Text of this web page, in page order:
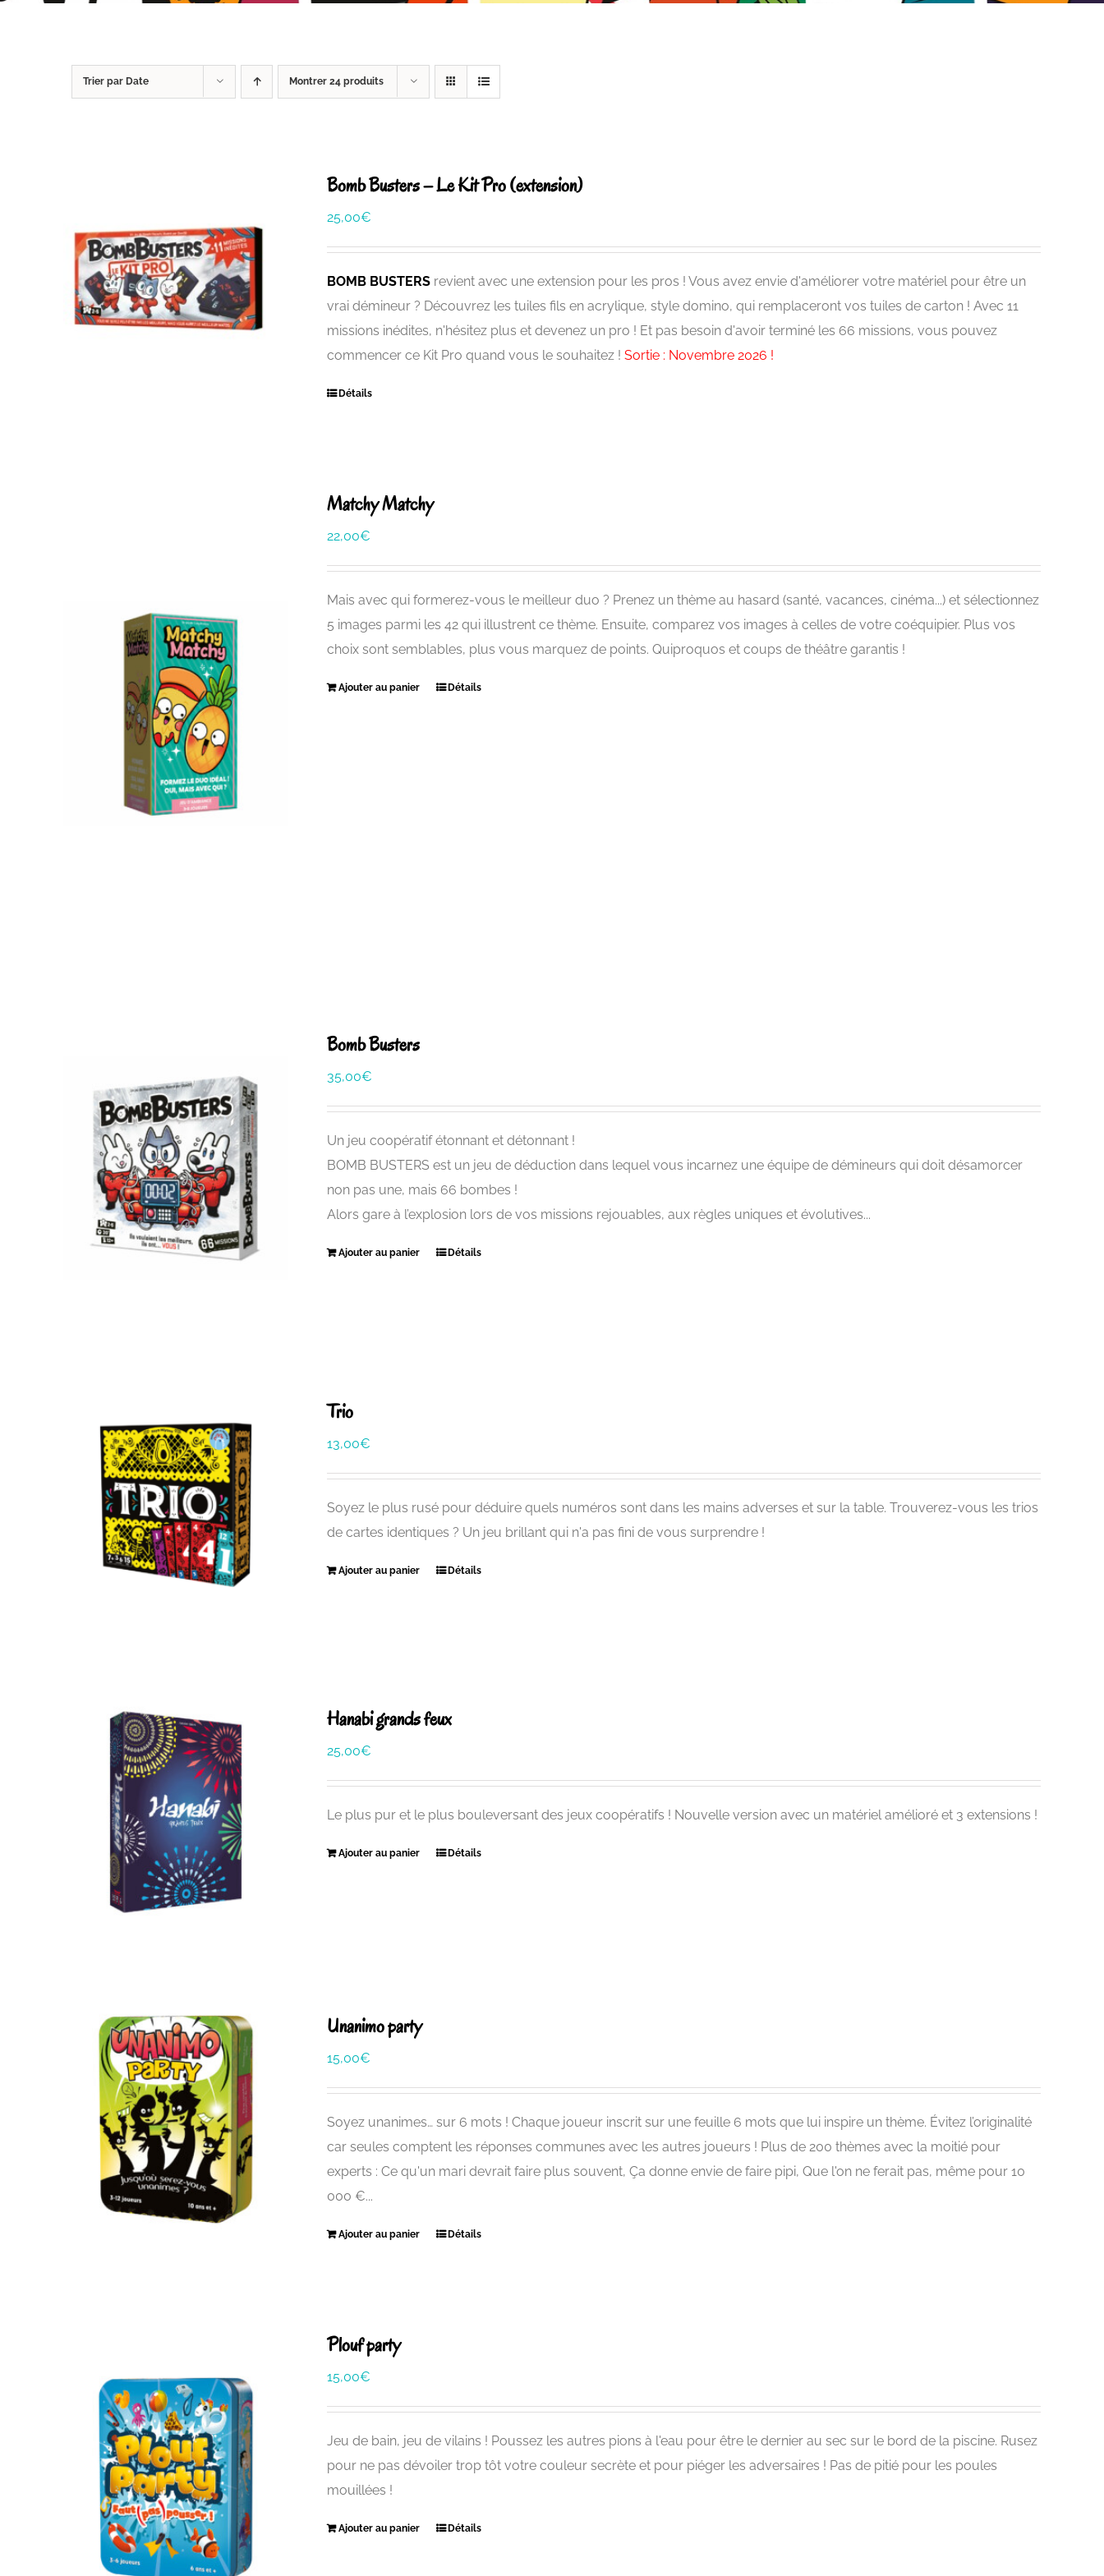
Trier par Date Montrer 24 produits
Bomb Busters – Le Kit Pro (extension)
25,00€
BOMB BUSTERS revient avec une extension pour les pros ! Vous avez envie d'améliorer votre matériel pour être un
vrai démineur ? Découvrez les tuiles fils en acrylique, style domino, qui remplaceront vos tuiles de carton ! Avec 11
missions inédites, n'hésitez plus et devenez un pro ! Et pas besoin d'avoir terminé les 66 missions, vous pouvez
commencer ce Kit Pro quand vous le souhaitez !Sortie : Novembre 2026 !
Détails
Matchy Matchy
22,00€
Mais avec qui formerez-vous le meilleur duo ? Prenez un thème au hasard (santé, vacances, cinéma...) et sélectionnez
5 images parmi les 42 qui illustrent ce thème. Ensuite, comparez vos images à celles de votre coéquipier. Plus vos
choix sont semblables, plus vous marquez de points. Quiproquos et coups de théâtre garantis !
Ajouter au panier Détails
Bomb Busters
35,00€
Un jeu coopératif étonnant et détonnant !
BOMB BUSTERS est un jeu de déduction dans lequel vous incarnez une équipe de démineurs qui doit désamorcer
non pas une, mais 66 bombes !
Alors gare à l’explosion lors de vos missions rejouables, aux règles uniques et évolutives...
Ajouter au panier Détails
Trio
13,00€
Soyez le plus rusé pour déduire quels numéros sont dans les mains adverses et sur la table. Trouverez-vous les trios
de cartes identiques ? Un jeu brillant qui n'a pas fini de vous surprendre !
Ajouter au panier Détails
Hanabi grands feux
25,00€
Le plus pur et le plus bouleversant des jeux coopératifs ! Nouvelle version avec un matériel amélioré et 3 extensions !
Ajouter au panier Détails
Unanimo party
15,00€
Soyez unanimes… sur 6 mots ! Chaque joueur inscrit sur une feuille 6 mots que lui inspire un thème. Évitez l’originalité
car seules comptent les réponses communes avec les autres joueurs ! Plus de 200 thèmes avec la moitié pour
experts : Ce qu'un mari devrait faire plus souvent, Ça donne envie de faire pipi, Que l'on ne ferait pas, même pour 10
000 €...
Ajouter au panier Détails
Plouf party
15,00€
Jeu de bain, jeu de vilains ! Poussez les autres pions à l'eau pour être le dernier au sec sur le bord de la piscine. Rusez
pour ne pas dévoiler trop tôt votre couleur secrète et pour piéger les adversaires ! Pas de pitié pour les poules
mouillées !
Ajouter au panier Détails